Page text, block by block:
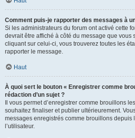
Comment puis-je rapporter des messages à
Si les administrateurs du forum ont activé cette
devrait être affiché à côté du message que vous
cliquant sur celui-ci, vous trouverez toutes les
rapporter le message.
Haut
À quoi sert le bouton « Enregistrer comme
rédaction d’un sujet ?
Il vous permet d’enregistrer comme brouillons
souhaitez finaliser et publier ultérieurement.
messages enregistrés comme brouillons depuis
l’utilisateur.